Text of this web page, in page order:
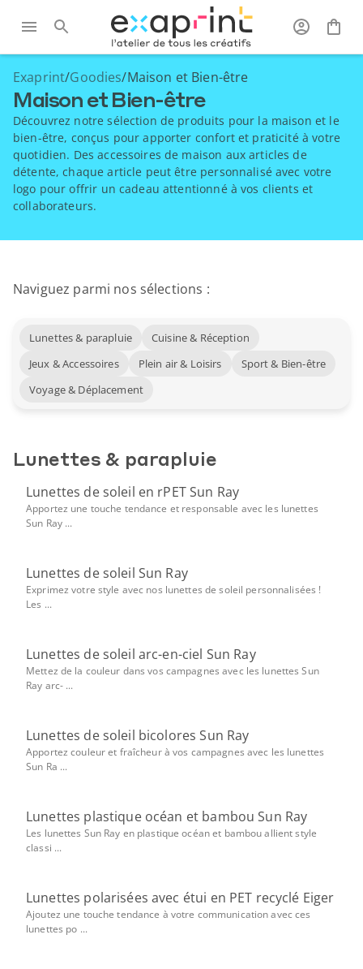
Exaprint/Goodies/Maison et Bien-être
Maison et Bien-être
Découvrez notre sélection de produits pour la maison et le
bien-être, conçus pour apporter confort et praticité à votre
quotidien. Des accessoires de maison aux articles de
détente, chaque article peut être personnalisé avec votre
logo pour offrir un cadeau attentionné à vos clients et
collaborateurs.
Naviguez parmi nos sélections :
Lunettes & parapluie
Cuisine & Réception
Jeux & Accessoires
Plein air & Loisirs
Sport & Bien-être
Voyage & Déplacement
Lunettes & parapluie
Lunettes de soleil en rPET Sun Ray
Apportez une touche tendance et responsable avec les lunettes
Sun Ray ...
Lunettes de soleil Sun Ray
Exprimez votre style avec nos lunettes de soleil personnalisées !
Les ...
Lunettes de soleil arc-en-ciel Sun Ray
Mettez de la couleur dans vos campagnes avec les lunettes Sun
Ray arc- ...
Lunettes de soleil bicolores Sun Ray
Apportez couleur et fraîcheur à vos campagnes avec les lunettes
Sun Ra ...
Lunettes plastique océan et bambou Sun Ray
Les lunettes Sun Ray en plastique océan et bambou allient style
classi ...
Lunettes polarisées avec étui en PET recyclé Eiger
Ajoutez une touche tendance à votre communication avec ces
lunettes po ...